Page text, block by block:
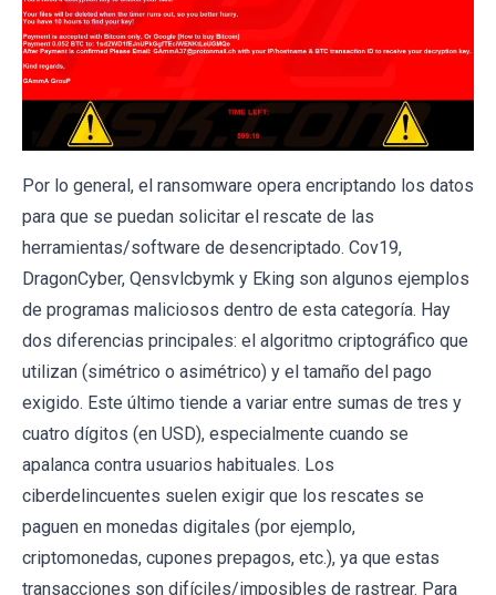
Por lo general, el ransomware opera encriptando los datos
para que se puedan solicitar el rescate de las
herramientas/software de desencriptado. Cov19,
DragonCyber, Qensvlcbymk y Eking son algunos ejemplos
de programas maliciosos dentro de esta categoría. Hay
dos diferencias principales: el algoritmo criptográfico que
utilizan (simétrico o asimétrico) y el tamaño del pago
exigido. Este último tiende a variar entre sumas de tres y
cuatro dígitos (en USD), especialmente cuando se
apalanca contra usuarios habituales. Los
ciberdelincuentes suelen exigir que los rescates se
paguen en monedas digitales (por ejemplo,
criptomonedas, cupones prepagos, etc.), ya que estas
transacciones son difíciles/imposibles de rastrear. Para